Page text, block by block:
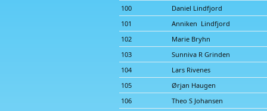
100
Daniel Lindfjord
101
Anniken Lindfjord
102
Marie Bryhn
103
Sunniva R Grinden
104
Lars Rivenes
105
Ørjan Haugen
106
Theo S Johansen